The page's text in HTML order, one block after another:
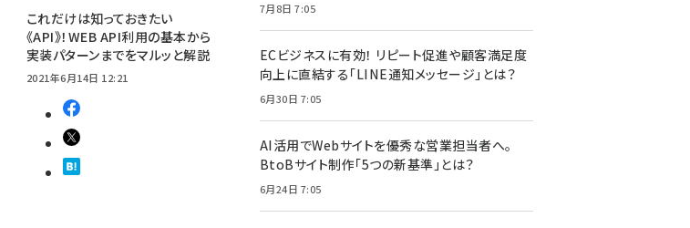
これだけは知っておきたい
《API》！WEB API利用の基本から
実装パターンまでをマルッと解説
2021年6月14日 12:21
7月8日 7:05
ECビジネスに有効！ リピート促進や顧客満足度
向上に直結する「LINE通知メッセージ」とは？
6月30日 7:05
AI活用でWebサイトを優秀な営業担当者へ。
BtoBサイト制作「5つの新基準」とは？
6月24日 7:05